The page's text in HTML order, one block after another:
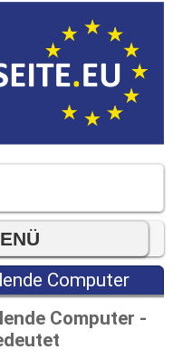
Computer
Computer -